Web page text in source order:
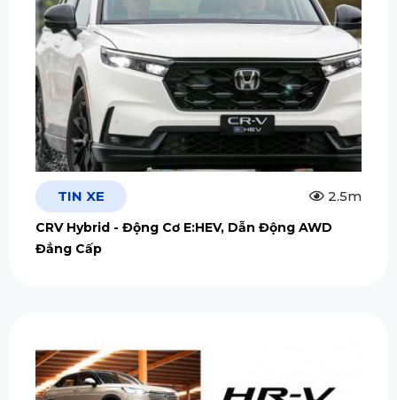
TIN XE 2.5m
CRV Hybrid - Động Cơ E:HEV, Dẫn Động AWD
Đẳng Cấp